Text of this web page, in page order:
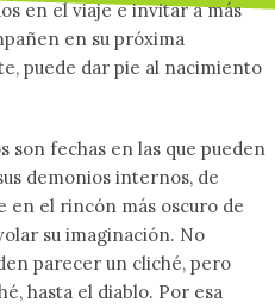
en el viaje e invitar a más
en su próxima
puede dar pie al nacimiento
son fechas en las que pueden
demonios internos, de
en el rincón más oscuro de
su imaginación. No
parecer un cliché, pero
hasta el diablo. Por esa